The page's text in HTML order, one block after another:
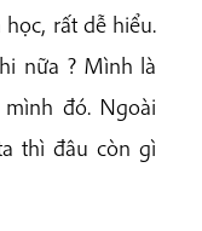
rất dễ hiểu.
nữa ? Mình là
đó. Ngoài
thì đâu còn gì